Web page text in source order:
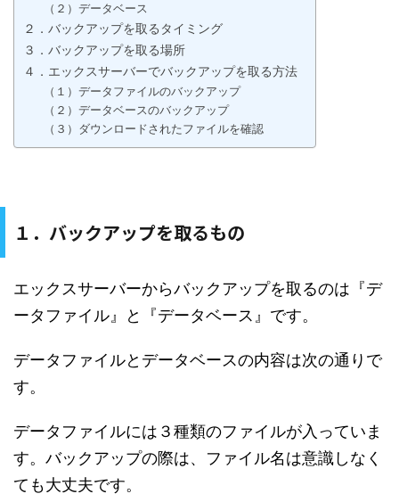
（２）データベース
２．バックアップを取るタイミング
３．バックアップを取る場所
４．エックスサーバーでバックアップを取る方法
（１）データファイルのバックアップ
（２）データベースのバックアップ
（３）ダウンロードされたファイルを確認
１．バックアップを取るもの
エックスサーバーからバックアップを取るのは『デ
ータファイル』と『データベース』です。
データファイルとデータベースの内容は次の通りで
す。
データファイルには３種類のファイルが入っていま
す。バックアップの際は、ファイル名は意識しなく
ても大丈夫です。